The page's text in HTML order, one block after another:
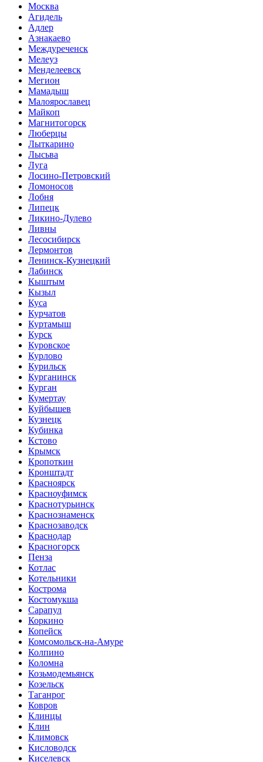
Москва
Агидель
Адлер
Азнакаево
Междуреченск
Мелеуз
Менделеевск
Мегион
Мамадыш
Малоярославец
Майкоп
Магнитогорск
Люберцы
Лыткарино
Лысьва
Луга
Лосино-Петровский
Ломоносов
Лобня
Липецк
Ликино-Дулево
Ливны
Лесосибирск
Лермонтов
Ленинск-Кузнецкий
Лабинск
Кыштым
Кызыл
Куса
Курчатов
Куртамыш
Курск
Куровское
Курлово
Курильск
Курганинск
Курган
Кумертау
Куйбышев
Кузнецк
Кубинка
Кстово
Крымск
Кропоткин
Кронштадт
Красноярск
Красноуфимск
Краснотурьинск
Краснознаменск
Краснозаводск
Краснодар
Красногорск
Пенза
Котлас
Котельники
Кострома
Костомукша
Сарапул
Коркино
Копейск
Комсомольск-на-Амуре
Колпино
Коломна
Козьмодемьянск
Козельск
Таганрог
Ковров
Клинцы
Клин
Климовск
Кисловодск
Киселевск